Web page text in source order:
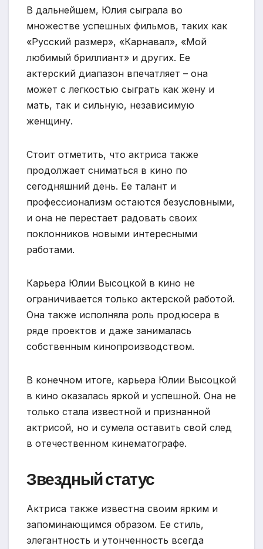
В дальнейшем, Юлия сыграла во
множестве успешных фильмов, таких как
«Русский размер», «Карнавал», «Мой
любимый бриллиант» и других. Ее
актерский диапазон впечатляет – она
может с легкостью сыграть как жену и
мать, так и сильную, независимую
женщину.
Стоит отметить, что актриса также
продолжает сниматься в кино по
сегодняшний день. Ее талант и
профессионализм остаются безусловными,
и она не перестает радовать своих
поклонников новыми интересными
работами.
Карьера Юлии Высоцкой в кино не
ограничивается только актерской работой.
Она также исполняла роль продюсера в
ряде проектов и даже занималась
собственным кинопроизводством.
В конечном итоге, карьера Юлии Высоцкой
в кино оказалась яркой и успешной. Она не
только стала известной и признанной
актрисой, но и сумела оставить свой след
в отечественном кинематографе.
Звездный статус
Актриса также известна своим ярким и
запоминающимся образом. Ее стиль,
элегантность и утонченность всегда